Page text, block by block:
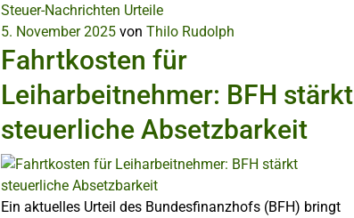
Steuer-Nachrichten Urteile
5. November 2025 von Thilo Rudolph
Fahrtkosten für
Leiharbeitnehmer: BFH stärkt
steuerliche Absetzbarkeit
Ein aktuelles Urteil des Bundesfinanzhofs (BFH) bringt